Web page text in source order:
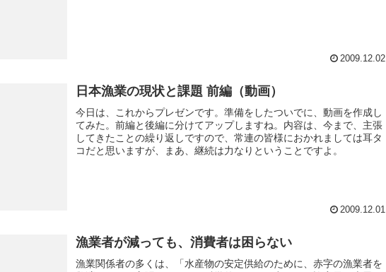
2009.12.02
日本漁業の現状と課題 前編（動画）
今日は、これからプレゼンです。準備をしたついでに、動画を作成し
てみた。前編と後編に分けてアップしますね。内容は、今まで、主張
してきたことの繰り返しですので、常連の皆様におかれましては耳タ
コだと思いますが、まあ、継続は力なりということですよ。
2009.12.01
漁業者が減っても、消費者は困らない
漁業関係者の多くは、「水産物の安定供給のために、赤字の漁業者を